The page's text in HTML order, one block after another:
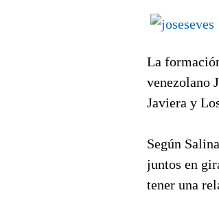
La
venezolano
Javiera y
Según
juntos en
tener una